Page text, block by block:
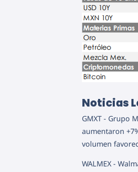
Noticias
GMXT - Grupo
aumentaron
volumen
WALMEX -